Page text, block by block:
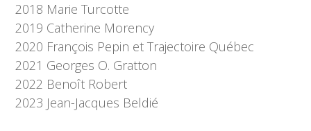
2018 Marie Turcotte
2019 Catherine Morency
2020 François Pepin et Trajectoire Québec
2021 Georges O. Gratton
2022 Benoît Robert
2023 Jean-Jacques Beldié